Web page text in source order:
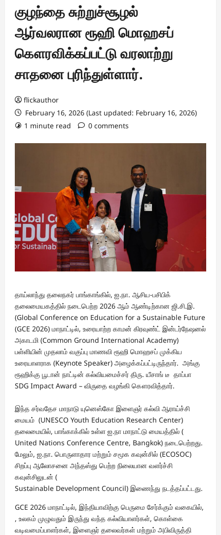
குழந்தை சுற்றுச்சூழல்
ஆர்வலரான ரூஹி மொஹசப்
கௌரவிக்கப்பட்டு வரலாற்று
சாதனை புரிந்துள்ளார்.
flickauthor
February 16, 2026 (Last updated: February 16, 2026)
1 minute read
0 comments
தாய்லாந்து தலைநகர் பாங்காங்கில், ஐ.நா. ஆசிய-பசிபிக்
தலைமையகத்தில் நடைபெற்ற 2026 ஆம் ஆண்டிற்கான ஜி.சி.இ.
(Global Conference on Education for a Sustainable Future
(GCE 2026) மாநாட்டில், உரையாற்ற காமன் கிரவுண்ட் இன்டர்நேஷனல்
அகாடமி (Common Ground International Academy)
பள்ளியின் முதலாம் வகுப்பு மாணவி ரூஹி மொஹசப் முக்கிய
உரையாளராக (Keynote Speaker) அழைக்கப்பட்டிருந்தார். அங்கு
ரூஹிக்கு பூடான் நாட்டின் கல்வியமைச்சர் திரு. யீசாங் டீ தாப்பா
SDG Impact Award – விருதை வழங்கி கௌரவித்தார்.
இந்த சர்வதேச மாநாடு யுனெஸ்கோ இளைஞர் கல்வி ஆராய்ச்சி
மையம் (UNESCO Youth Education Research Center)
தலைமையில், பாங்காக்கில் உள்ள ஐ.நா மாநாட்டு மையத்தில் (
United Nations Conference Centre, Bangkok) நடைபெற்றது.
மேலும், ஐ.நா. பொருளாதார மற்றும் சமூக கவுன்சில் (ECOSOC)
சிறப்பு ஆலோசனை அந்தஸ்து பெற்ற நிலையான வளர்ச்சி
கவுன்சிலுடன் (
Sustainable Development Council) இணைந்து நடத்தப்பட்டது.
GCE 2026 மாநாட்டில், இந்தியாவிற்கு பெருமை சேர்க்கும் வகையில்,
, உலகம் முழுவதும் இருந்து வந்த கல்வியாளர்கள், கொள்கை
வடிவமைப்பாளர்கள், இளைஞர் தலைவர்கள் மற்றும் அபிவிருத்தி